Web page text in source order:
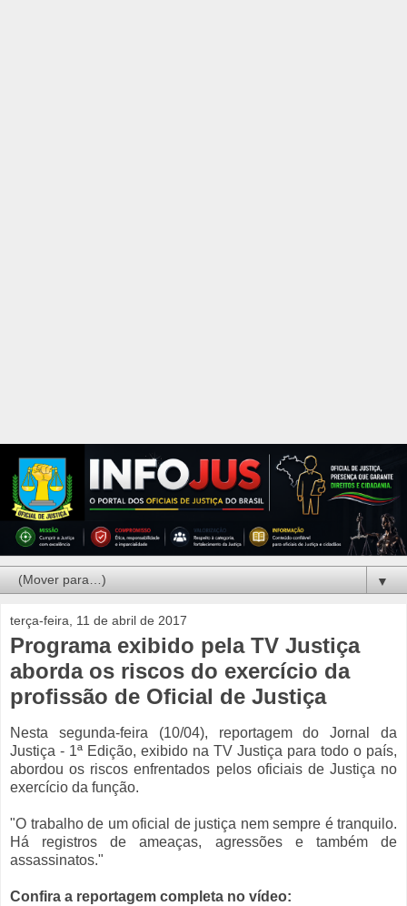
▼
terça-feira, 11 de abril de 2017
Programa exibido pela TV Justiça
aborda os riscos do exercício da
profissão de Oficial de Justiça
Nesta segunda-feira (10/04), reportagem do Jornal da
Justiça - 1ª Edição, exibido na TV Justiça para todo o país,
abordou os riscos enfrentados pelos oficiais de Justiça no
exercício da função.
"O trabalho de um oficial de justiça nem sempre é tranquilo.
Há registros de ameaças, agressões e também de
assassinatos."
Confira a reportagem completa no vídeo: